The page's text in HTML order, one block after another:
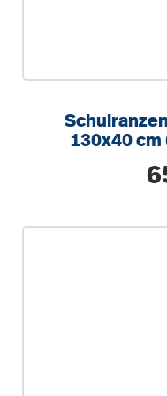
130x40 cm